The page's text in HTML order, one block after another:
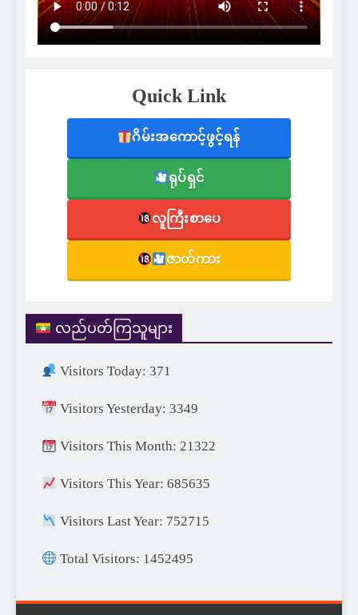
Quick Link
ဂိမ်းအကောင့်ဖွင့်ရန်
ရုပ်ရှင်
လူကြီးစာပေ
ဇာတ်ကား
လည်ပတ်ကြသူများ
Visitors Today: 371
Visitors Yesterday: 3349
Visitors This Month: 21322
Visitors This Year: 685635
Visitors Last Year: 752715
Total Visitors: 1452495